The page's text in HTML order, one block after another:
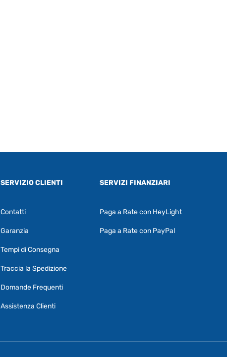
SERVIZIO CLIENTI
Contatti
Garanzia
Tempi di Consegna
Traccia la Spedizione
Domande Frequenti
Assistenza Clienti
SERVIZI FINANZIARI
Paga a Rate con HeyLight
Paga a Rate con PayPal
RF Assist
Puoi chiedermi informazioni generali o
specifiche su certi prodotti.
prodotto